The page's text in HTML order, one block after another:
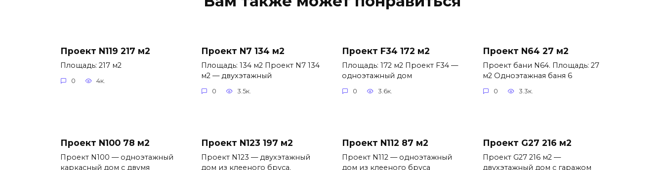
Проект N119 217 м2
Площадь: 217 м2
0 4к.
Проект N7 134 м2
Площадь: 134 м2 Проект N7 134
м2 — двухэтажный
0 3.5к.
Проект F34 172 м2
Площадь: 172 м2 Проект F34 —
одноэтажный дом
0 3.6к.
Проект N64 27 м2
Проект бани N64. Площадь: 27
м2 Одноэтажная баня 6
0 3.3к.
Проект N100 78 м2
Проект N100 — одноэтажный
каркасный дом с двумя
Проект N123 197 м2
Проект N123 — двухэтажный
дом из клееного бруса.
Проект N112 87 м2
Проект N112 — одноэтажный
дом из клееного бруса
Проект G27 216 м2
Проект G27 216 м2 —
двухэтажный дом с гаражом